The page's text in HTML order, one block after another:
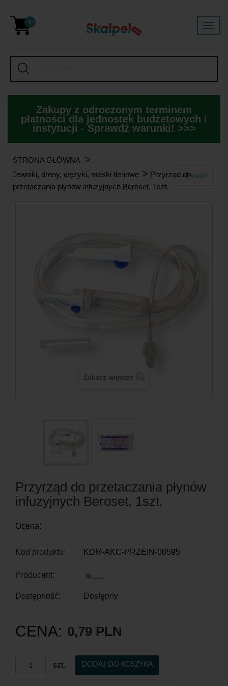
0
Zakupy z odroczonym terminem
płatności dla jednostek budżetowych i
instytucji - Sprawdź warunki! >>>
STRONA GŁÓWNA >
Cewniki, dreny, wężyki, maski tlenowe > Przyrząd do
przetaczania płynów infuzyjnych Beroset, 1szt.
«Powrót
Zobacz większe
Przyrząd do przetaczania płynów
infuzyjnych Beroset, 1szt.
Ocena:
Kod produktu: KDM-AKC-PRZEIN-00595
Producent:
Dostępność: Dostępny
CENA: 0,79 PLN
szt. DODAJ DO KOSZYKA